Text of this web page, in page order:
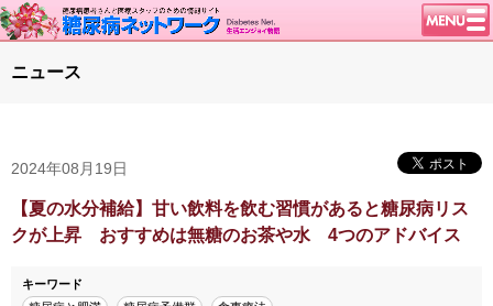
談話室BBS
糖尿病のきほん
特集・連載
腎臓の健康道
ニュース
2024年08月19日
【夏の水分補給】甘い飲料を飲む習慣があると糖尿病リス
クが上昇 おすすめは無糖のお茶や水 4つのアドバイス
キーワード